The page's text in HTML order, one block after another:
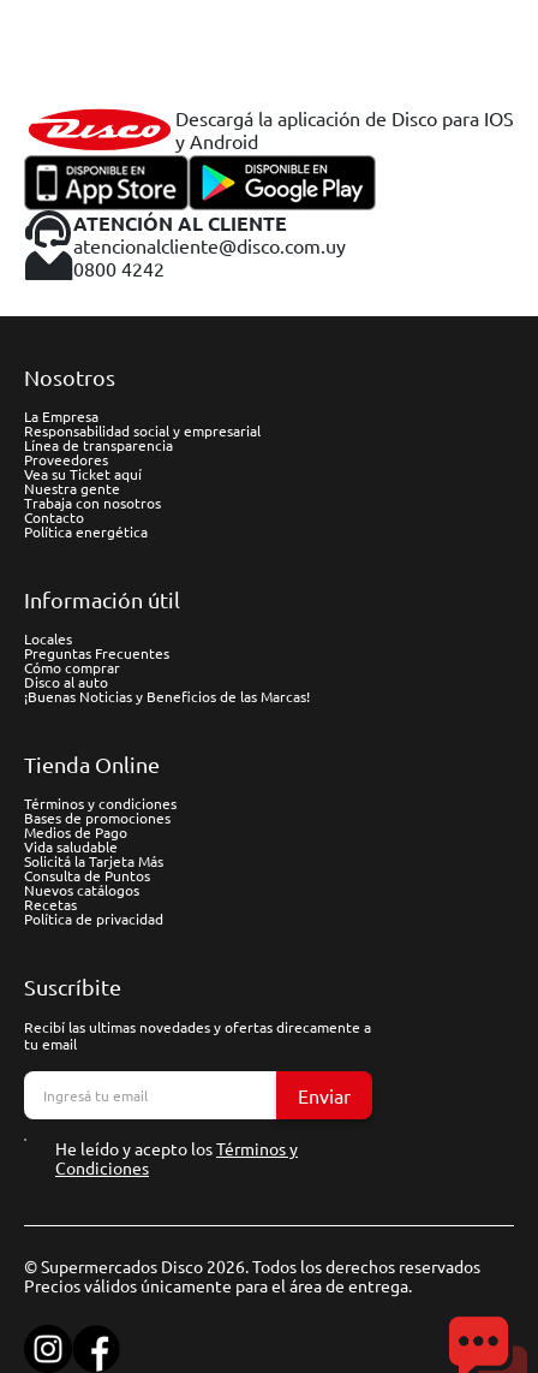
Descargá la aplicación de Disco para IOS
y Android
ATENCIÓN AL CLIENTE
atencionalcliente@disco.com.uy
0800 4242
Nosotros
La Empresa
Responsabilidad social y empresarial
Línea de transparencia
Proveedores
Vea su Ticket aquí
Nuestra gente
Trabaja con nosotros
Contacto
Política energética
Información útil
Locales
Preguntas Frecuentes
Cómo comprar
Disco al auto
¡Buenas Noticias y Beneficios de las Marcas!
Tienda Online
Términos y condiciones
Bases de promociones
Medios de Pago
Vida saludable
Solicitá la Tarjeta Más
Consulta de Puntos
Nuevos catálogos
Recetas
Política de privacidad
Suscríbite
Recibí las ultimas novedades y ofertas direcamente a
tu email
Enviar
He leído y acepto losTérminos y
Condiciones
© Supermercados Disco 2026. Todos los derechos reservados
Precios válidos únicamente para el área de entrega.